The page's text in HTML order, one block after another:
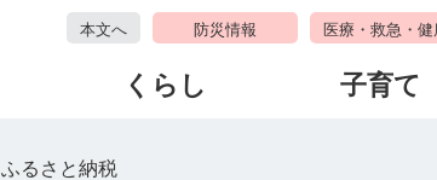
本文へ 防災情報 医療・救急・健
くらし 子育て
ふるさと納税